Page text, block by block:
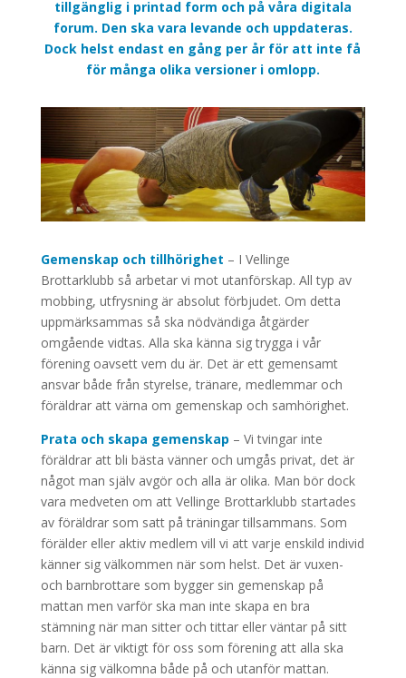
tillgänglig i printad form och på våra digitala
forum. Den ska vara levande och uppdateras.
Dock helst endast en gång per år för att inte få
för många olika versioner i omlopp.
Gemenskap och tillhörighet – I Vellinge
Brottarklubb så arbetar vi mot utanförskap. All typ av
mobbing, utfrysning är absolut förbjudet. Om detta
uppmärksammas så ska nödvändiga åtgärder
omgående vidtas. Alla ska känna sig trygga i vår
förening oavsett vem du är. Det är ett gemensamt
ansvar både från styrelse, tränare, medlemmar och
föräldrar att värna om gemenskap och samhörighet.
Prata och skapa gemenskap – Vi tvingar inte
föräldrar att bli bästa vänner och umgås privat, det är
något man själv avgör och alla är olika. Man bör dock
vara medveten om att Vellinge Brottarklubb startades
av föräldrar som satt på träningar tillsammans. Som
förälder eller aktiv medlem vill vi att varje enskild individ
känner sig välkommen när som helst. Det är vuxen-
och barnbrottare som bygger sin gemenskap på
mattan men varför ska man inte skapa en bra
stämning när man sitter och tittar eller väntar på sitt
barn. Det är viktigt för oss som förening att alla ska
känna sig välkomna både på och utanför mattan.